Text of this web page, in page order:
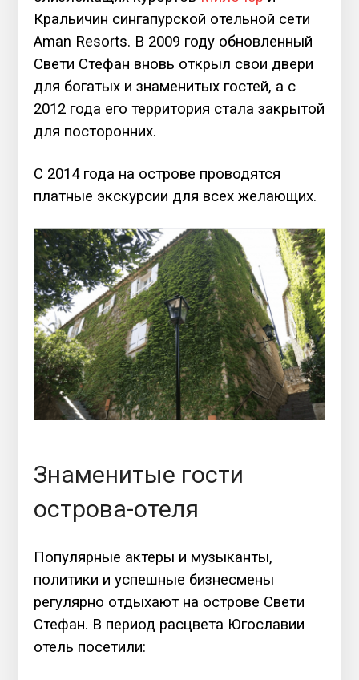
Кральичин сингапурской отельной сети
Aman Resorts. В 2009 году обновленный
Свети Стефан вновь открыл свои двери
для богатых и знаменитых гостей, а с
2012 года его территория стала закрытой
для посторонних.
С 2014 года на острове проводятся
платные экскурсии для всех желающих.
Знаменитые гости
острова-отеля
Популярные актеры и музыканты,
политики и успешные бизнесмены
регулярно отдыхают на острове Свети
Стефан. В период расцвета Югославии
отель посетили: